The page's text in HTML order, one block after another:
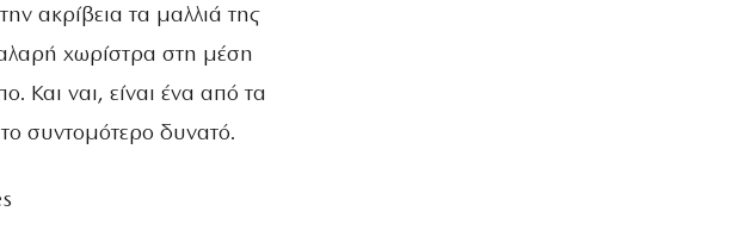
την ακρίβεια τα μαλλιά της
χωρίστρα στη μέση
Και ναι, είναι ένα από τα
συντομότερο δυνατό.